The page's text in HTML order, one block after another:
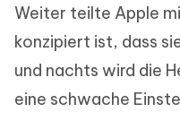
Weiter teilte Apple
konzipiert ist, dass
und nachts wird die
eine schwache